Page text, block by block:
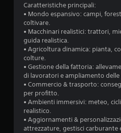
Caratteristiche principali:
• Mondo espansivo: campi,
coltivare.
• Macchinari realistici: trattori,
guida realistica.
• Agricoltura dinamica: pianta,
colture.
• Gestione della fattoria:
di lavoratori e ampliamento
• Commercio & trasporto:
per profitto.
• Ambienti immersivi: meteo,
realistico.
• Aggiornamenti &
attrezzature, gestisci carburante